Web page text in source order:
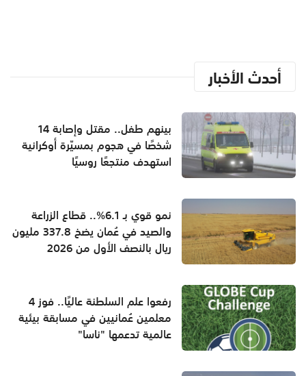
أحدث الأخبار
بينهم طفل.. مقتل وإصابة 14
شخصًا في هجوم بمسيّرة أوكرانية
استهدف منتجعًا روسيًا
نمو قوي بـ 6.1%.. قطاع الزراعة
والصيد في عُمان يضخ 337.8 مليون
ريال بالنصف الأول من 2026
رفعوا علم السلطنة عاليًا.. فوز 4
معلمين عُمانيين في مسابقة بيئية
عالمية تدعمها "ناسا"